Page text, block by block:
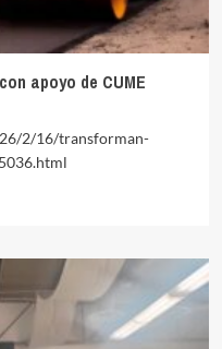
apoyo de CUME
2/16/transforman-